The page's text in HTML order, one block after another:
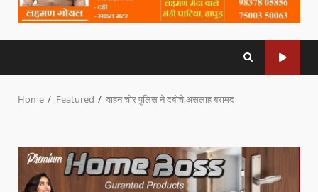
Home Featured वाहन चोर पुलिस ने दबोचे,असलाह बरामद